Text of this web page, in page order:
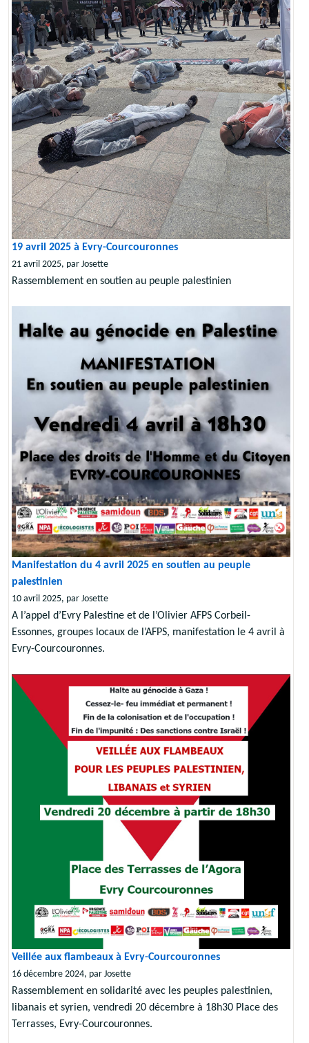
19 avril 2025 à Evry-Courcouronnes
21 avril 2025, par Josette
Rassemblement en soutien au peuple palestinien
Manifestation du 4 avril 2025 en soutien au peuple
palestinien
10 avril 2025, par Josette
A l’appel d’Evry Palestine et de l’Olivier AFPS Corbeil-
Essonnes, groupes locaux de l’AFPS, manifestation le 4 avril à
Evry-Courcouronnes.
Veillée aux flambeaux à Evry-Courcouronnes
16 décembre 2024, par Josette
Rassemblement en solidarité avec les peuples palestinien,
libanais et syrien, vendredi 20 décembre à 18h30 Place des
Terrasses, Evry-Courcouronnes.